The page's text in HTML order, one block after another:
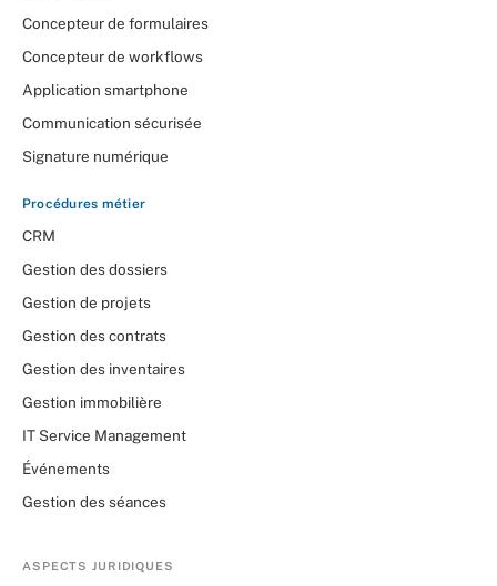
Concepteur de formulaires
Concepteur de workflows
Application smartphone
Communication sécurisée
Signature numérique
Procédures métier
CRM
Gestion des dossiers
Gestion de projets
Gestion des contrats
Gestion des inventaires
Gestion immobilière
IT Service Management
Événements
Gestion des séances
ASPECTS JURIDIQUES